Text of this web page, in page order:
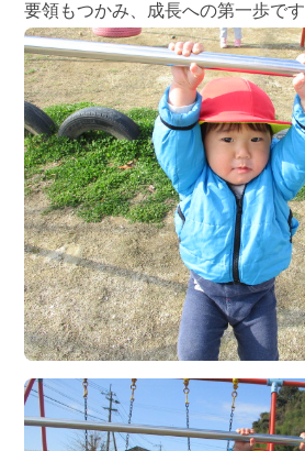
要領もつかみ、成長への第一歩です